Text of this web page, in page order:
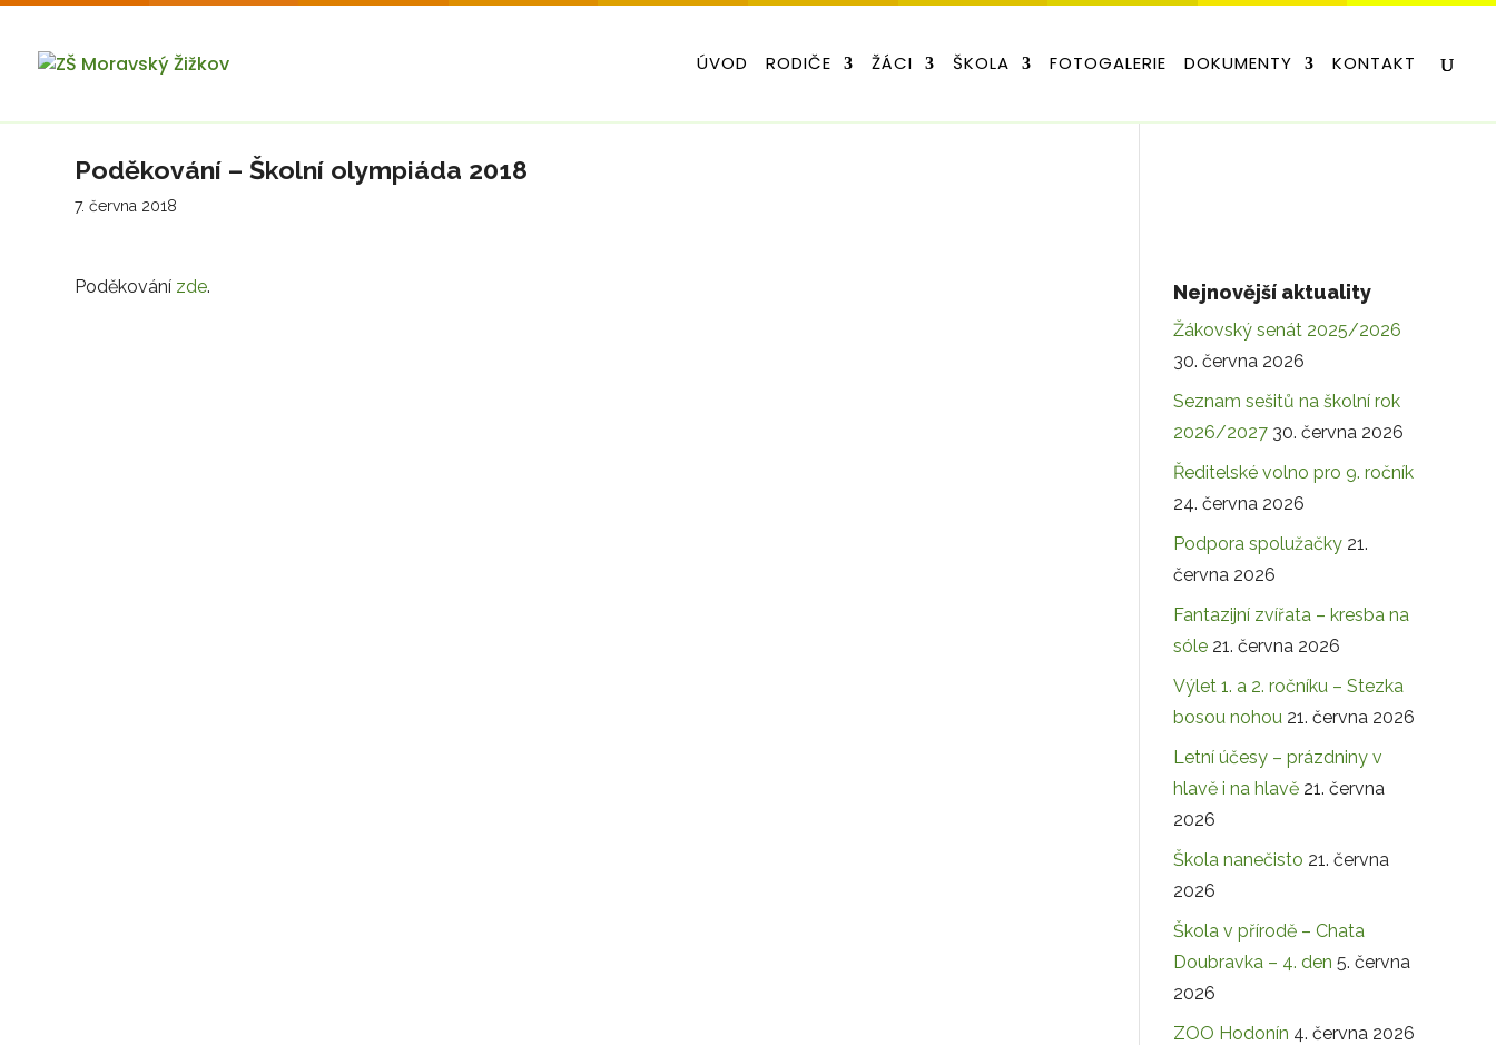
ÚVOD RODIČE ŽÁCI ŠKOLA FOTOGALERIE DOKUMENTY KONTAKT
Poděkování – Školní olympiáda 2018
7. června 2018
Poděkování zde. Nejnovější aktuality
Žákovský senát 2025/2026
30. června 2026
Seznam sešitů na školní rok
2026/2027 30. června 2026
Ředitelské volno pro 9. ročník
24. června 2026
Podpora spolužačky 21.
června 2026
Fantazijní zvířata – kresba na
sóle 21. června 2026
Výlet 1. a 2. ročníku – Stezka
bosou nohou 21. června 2026
Letní účesy – prázdniny v
hlavě i na hlavě 21. června
2026
Škola nanečisto 21. června
2026
Škola v přírodě – Chata
Doubravka – 4. den 5. června
2026
ZOO Hodonín 4. června 2026